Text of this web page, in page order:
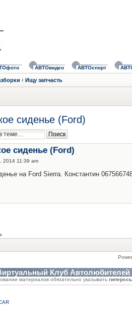
АВТОвидео АВТОспорт
‹ Ищу запчасть
сиденье (Ford)
сиденье (Ford)
2014 11:39 am
на Ford Sierra. Константин
Клуб Автолюбителей
материалов обязательно указывать